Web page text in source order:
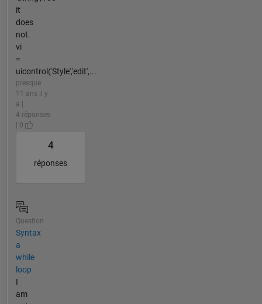
it
does
not.
vi
=
uicontrol('Style','edit',...
presque
11 ans il y
a |
4 réponses
| 0
4
réponses
Question
Syntax
a
while
loop
I
am